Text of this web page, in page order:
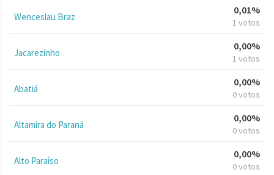
Wenceslau Braz
0,01%
1 votos
Jacarezinho
0,00%
1 votos
Abatiá
0,00%
0 votos
Altamira do Paraná
0,00%
0 votos
Alto Paraíso
0,00%
0 votos